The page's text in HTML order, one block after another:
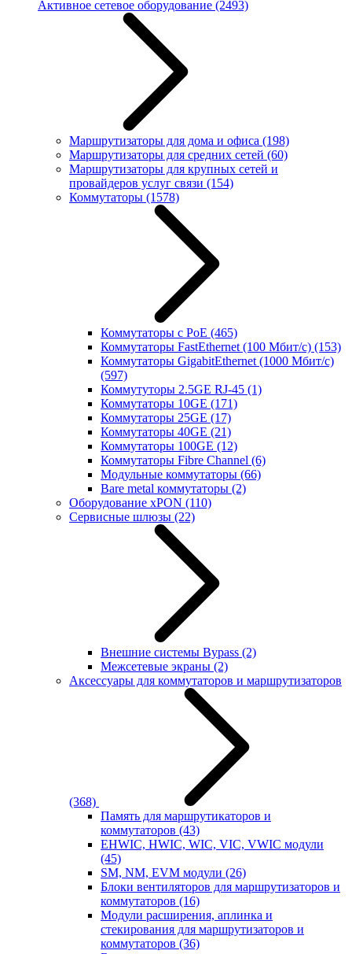
Активное сетевое оборудование (2493)
Маршрутизаторы для дома и офиса (198)
Маршрутизаторы для средних сетей (60)
Маршрутизаторы для крупных сетей и
провайдеров услуг связи (154)
Коммутаторы (1578)
Коммутаторы с PoE (465)
Коммутаторы FastEthernet (100 Мбит/с) (153)
Коммутаторы GigabitEthernet (1000 Мбит/с)
(597)
Коммутуторы 2.5GE RJ-45 (1)
Коммутаторы 10GE (171)
Коммутаторы 25GE (17)
Коммутаторы 40GE (21)
Коммутаторы 100GE (12)
Коммутаторы Fibre Channel (6)
Модульные коммутаторы (66)
Bare metal коммутаторы (2)
Оборудование xPON (110)
Сервисные шлюзы (22)
Внешние системы Bypass (2)
Межсетевые экраны (2)
Аксессуары для коммутаторов и маршрутизаторов
(368)
Память для маршрутикаторов и
коммутаторов (43)
EHWIC, HWIC, WIC, VIC, VWIC модули
(45)
SM, NM, EVM модули (26)
Блоки вентиляторов для маршрутизаторов и
коммутаторов (16)
Модули расширения, аплинка и
стекирования для маршрутизаторов и
коммутаторов (36)